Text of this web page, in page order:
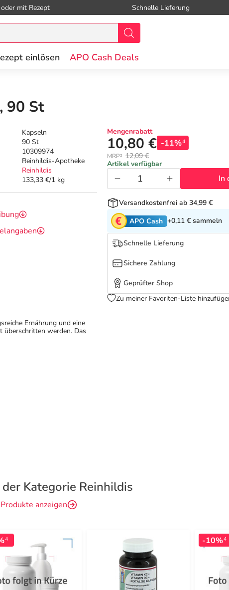
mit Rezept Schnelle Lieferung
einlösen APO Cash Deals
90 St
Kapseln
90 St
10309974
Reinhildis-Apotheke
Reinhildis
133,33 €/1 kg
Mengenrabatt
10,80 € -11%4
MRP² 12,09 €
Artikel verfügbar
In
Versandkostenfrei ab 34,99 €
APO Cash +0,11 € sammeln
Schnelle Lieferung
Sichere Zahlung
Geprüfter Shop
Zu meiner Favoriten-Liste
Ernährung und eine
überschritten werden. Das
Kategorie Reinhildis
anzeigen
4 -10%4